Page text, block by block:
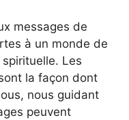
messages de
à un monde de
Les
la façon dont
nous guidant
peuvent